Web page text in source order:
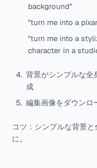
background"
"turn me into a
"turn me into a
character in a
背景がシンプルな全
成
編集画像をダウンロ
コツ：シンプルな背景
に。